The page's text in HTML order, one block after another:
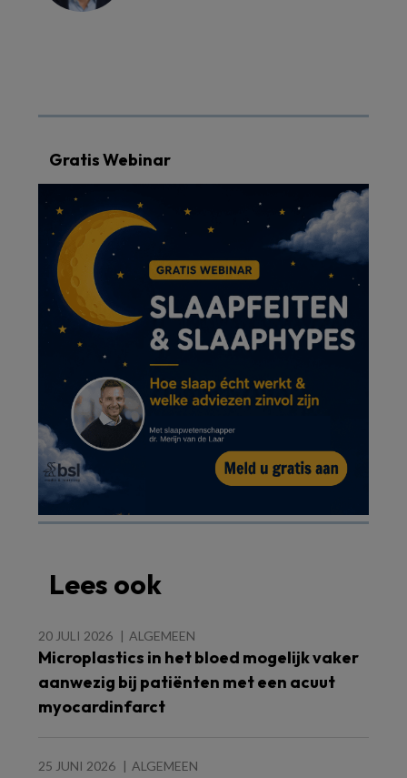
Gratis Webinar
Lees ook
20 JULI 2026 ALGEMEEN
Microplastics in het bloed mogelijk vaker
aanwezig bij patiënten met een acuut
myocardinfarct
25 JUNI 2026 ALGEMEEN